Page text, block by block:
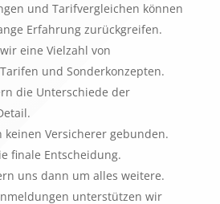
und Tarifvergleichen können
Erfahrung zurückgreifen.
eine Vielzahl von
und Sonderkonzepten.
die Unterschiede der
keinen Versicherer gebunden.
finale Entscheidung.
uns dann um alles weitere.
unterstützen wir